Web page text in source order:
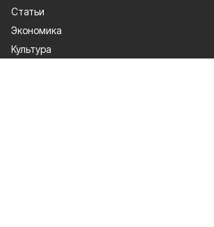
Статьи
Экономика
Культура